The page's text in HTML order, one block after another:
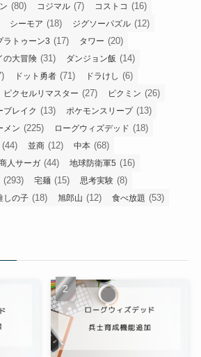
(80) コジマル (7) コストコ (16)
シーモア (18) ジグソーパズル (12)
ラトゥーン3 (17) タワー (20)
の大冒険 (31) ダンジョン飯 (14)
ドット勇者 (71) ドラけし (6)
ピクセルリマスター (27) ピクミン (26)
ブレイク (13) ポケモンスリープ(13)
メン (225) ローグウィズデッド (18)
(44) 並商 (12) 中本 (68)
人サーガ (44) 地球防衛軍5 (16)
(293) 宅麺 (15) 思考実験 (8)
しの子 (18) 旭郎山 (12) 食べ放題 (53)